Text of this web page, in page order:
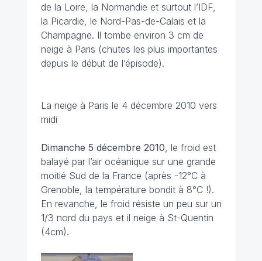
de la Loire, la Normandie et surtout l’IDF,
la Picardie, le Nord-Pas-de-Calais et la
Champagne. Il tombe environ 3 cm de
neige à Paris (chutes les plus importantes
depuis le début de l’épisode).
La neige à Paris le 4 décembre 2010 vers
midi
Dimanche 5 décembre 2010 , le froid est
balayé par l’air océanique sur une grande
moitié Sud de la France (après -12°C à
Grenoble, la température bondit à 8°C !).
En revanche, le froid résiste un peu sur un
1/3 nord du pays et il neige à St-Quentin
(4cm).